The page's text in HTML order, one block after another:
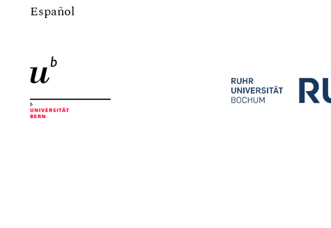
Español